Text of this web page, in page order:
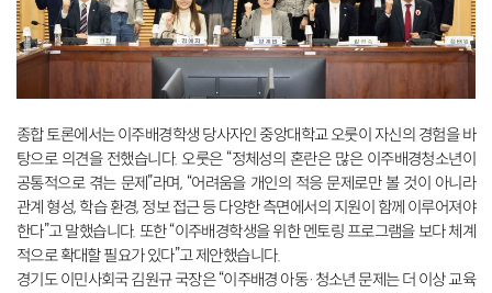
종합 토론에서는 이주배경학생 당사자인 중앙대학교 오룻이 자신의 경험을 바
탕으로 의견을 전했습니다. 오룻은 “정체성의 혼란은 많은 이주배경청소년이
공통적으로 겪는 문제”라며, “어려움을 개인의 적응 문제로만 볼 것이 아니라
관계 형성, 학습 환경, 정보 접근 등 다양한 측면에서의 지원이 함께 이루어져야
한다”고 말했습니다. 또한 “이주배경학생을 위한 멘토링 프로그램을 보다 체계
적으로 확대할 필요가 있다”고 제안했습니다.
경기도 이민사회국 김원규 국장은 “이주배경 아동·청소년 문제는 더 이상 교육